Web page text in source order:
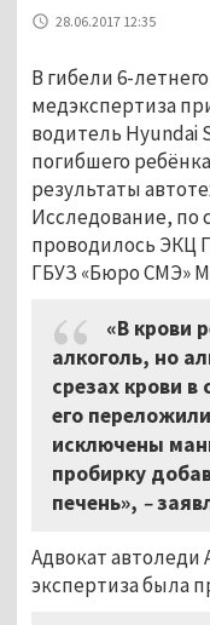
28.06.2017 12:35
В гибели 6-
медэкспертиза
водитель Hyundai
погибшего
результаты
Исследование, по
проводилось ЭКЦ
ГБУЗ «Бюро СМЭ»
«В крови
алкоголь, но
срезах крови
его
исключены
пробирку
печень», –
Адвокат автоледи
экспертиза была